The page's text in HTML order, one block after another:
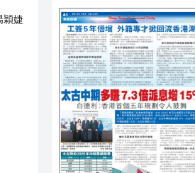
穎婕